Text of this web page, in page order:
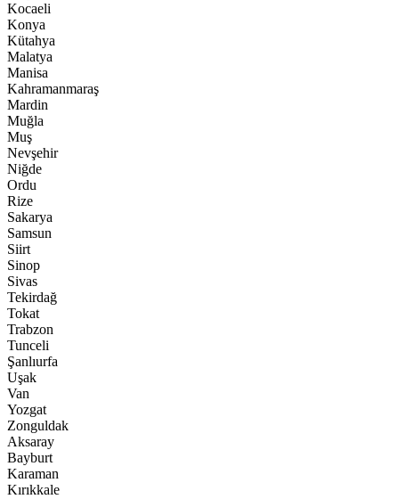
Kocaeli
Konya
Kütahya
Malatya
Manisa
Kahramanmaraş
Mardin
Muğla
Muş
Nevşehir
Niğde
Ordu
Rize
Sakarya
Samsun
Siirt
Sinop
Sivas
Tekirdağ
Tokat
Trabzon
Tunceli
Şanlıurfa
Uşak
Van
Yozgat
Zonguldak
Aksaray
Bayburt
Karaman
Kırıkkale